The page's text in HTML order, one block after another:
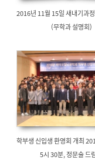
2016년 11월 15일 새내기과
(무학과 설명회)
학부생 신입생 환영회 개최
5시 30분, 정문술 드